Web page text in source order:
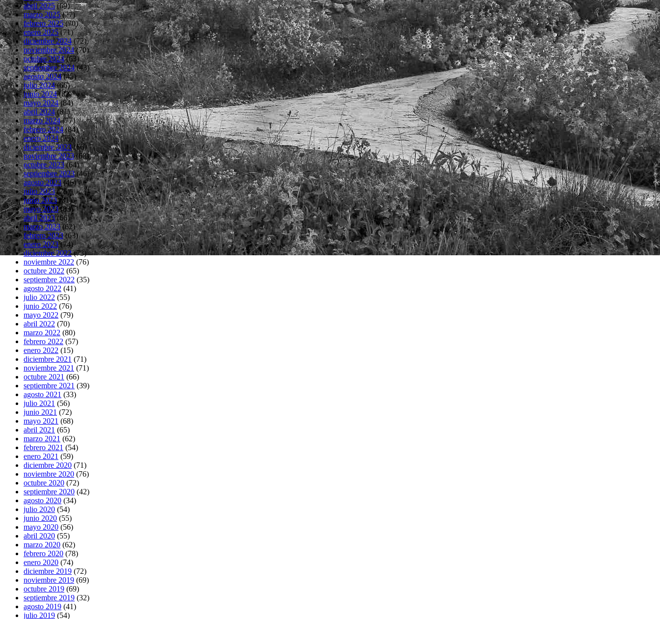
abril 2025(69)
marzo 2025(77)
febrero 2025(70)
enero 2025(71)
diciembre 2024(72)
noviembre 2024(70)
octubre 2024(63)
septiembre 2024(43)
agosto 2024(45)
julio 2024(66)
junio 2024(82)
mayo 2024(84)
abril 2024(81)
marzo 2024(77)
febrero 2024(84)
enero 2024(75)
diciembre 2023(66)
noviembre 2023(68)
octubre 2023(64)
septiembre 2023(46)
agosto 2023(46)
julio 2023(75)
junio 2023(81)
mayo 2023(83)
abril 2023(66)
marzo 2023(62)
febrero 2023(63)
enero 2023(74)
diciembre 2022(73)
noviembre 2022 (76)
octubre 2022 (65)
septiembre 2022 (35)
agosto 2022 (41)
julio 2022 (55)
junio 2022 (76)
mayo 2022 (79)
abril 2022 (70)
marzo 2022 (80)
febrero 2022 (57)
enero 2022 (15)
diciembre 2021 (71)
noviembre 2021 (71)
octubre 2021 (66)
septiembre 2021 (39)
agosto 2021 (33)
julio 2021 (56)
junio 2021 (72)
mayo 2021 (68)
abril 2021 (65)
marzo 2021 (62)
febrero 2021 (54)
enero 2021 (59)
diciembre 2020 (71)
noviembre 2020 (76)
octubre 2020 (72)
septiembre 2020 (42)
agosto 2020 (34)
julio 2020 (54)
junio 2020 (55)
mayo 2020 (56)
abril 2020 (55)
marzo 2020 (62)
febrero 2020 (78)
enero 2020 (74)
diciembre 2019 (72)
noviembre 2019 (69)
octubre 2019 (69)
septiembre 2019 (32)
agosto 2019 (41)
julio 2019 (54)